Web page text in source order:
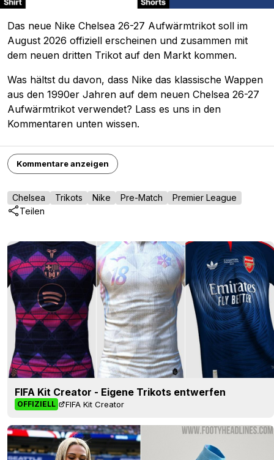
Das neue Nike Chelsea 26-27 Aufwärmtrikot soll im
August 2026 offiziell erscheinen und zusammen mit
dem neuen dritten Trikot auf den Markt kommen.
Was hältst du davon, dass Nike das klassische Wappen
aus den 1990er Jahren auf dem neuen Chelsea 26-27
Aufwärmtrikot verwendet? Lass es uns in den
Kommentaren unten wissen.
Kommentare anzeigen
Chelsea Trikots Nike Pre-Match
Premier League
Teilen
FIFA Kit Creator - Eigene Trikots entwerfen
OFFIZIELL FIFA Kit Creator